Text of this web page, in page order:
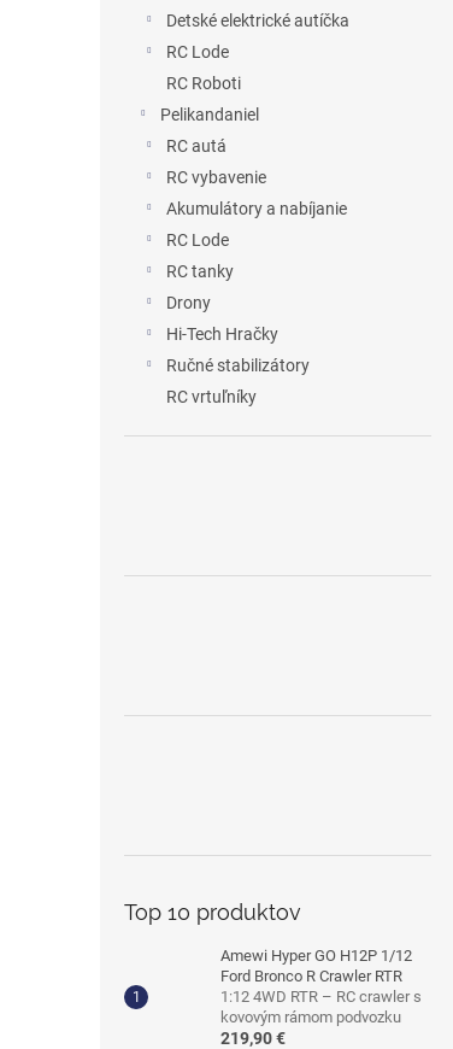
Detské elektrické autíčka
RC Lode
RC Roboti
Pelikandaniel
RC autá
RC vybavenie
Akumulátory a nabíjanie
RC Lode
RC tanky
Drony
Hi-Tech Hračky
Ručné stabilizátory
RC vrtuľníky
Top 10 produktov
Amewi Hyper GO H12P 1/12
Ford Bronco R Crawler RTR
1:12 4WD RTR – RC crawler s
kovovým rámom podvozku
219,90 €